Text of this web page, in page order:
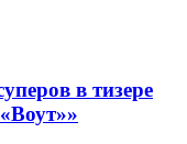
в тизере